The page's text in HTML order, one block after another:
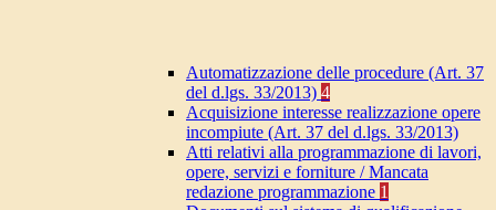
Automatizzazione delle procedure (Art. 37
del d.lgs. 33/2013) 4
Acquisizione interesse realizzazione opere
incompiute (Art. 37 del d.lgs. 33/2013)
Atti relativi alla programmazione di lavori,
opere, servizi e forniture / Mancata
redazione programmazione 1